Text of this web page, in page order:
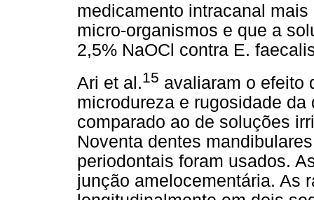
medicamento intracanal
micro-organismos e que a
2,5% NaOCl contra E.
Ari et al.15 avaliaram o efeito
microdureza e rugosidade
comparado ao de soluções
Noventa dentes
periodontais foram usados.
junção amelocementária. As